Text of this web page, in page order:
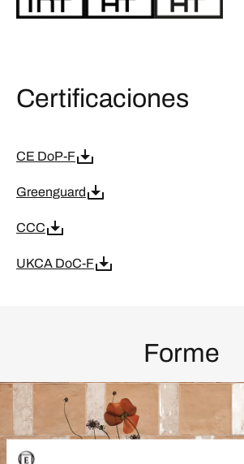
Certificaciones
CE DoP-F
Greenguard
CCC
UKCA DoC-F
Forme